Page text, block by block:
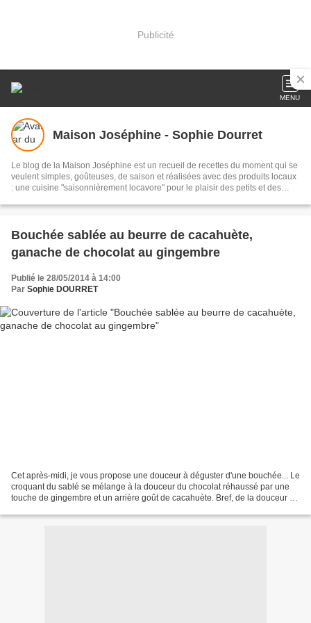
Publicité
MENU
Maison Joséphine - Sophie Dourret
Le blog de la Maison Joséphine est un recueil de recettes du moment qui se
veulent simples, goûteuses, de saison et réalisées avec des produits locaux
: une cuisine "saisonnièrement locavore" pour le plaisir des petits et des
Bouchée sablée au beurre de cacahuète,
ganache de chocolat au gingembre
Publié le 28/05/2014 à 14:00
Par Sophie DOURRET
Cet après-midi, je vous propose une douceur à déguster d'une bouchée... Le
croquant du sablé se mélange à la douceur du chocolat réhaussé par une
touche de gingembre et un arrière goût de cacahuète. Bref, de la douceur au